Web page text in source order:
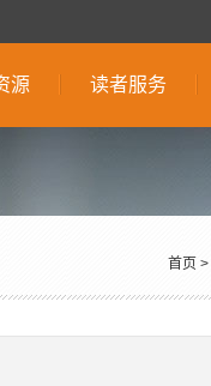
源 读者服务
首页 >